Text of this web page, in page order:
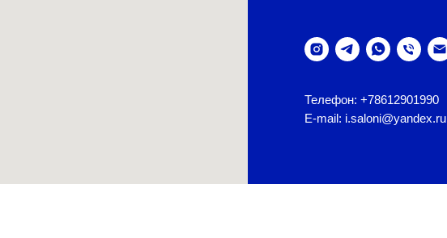
Телефон: +78612901990
E-mail: i.saloni@yandex.ru